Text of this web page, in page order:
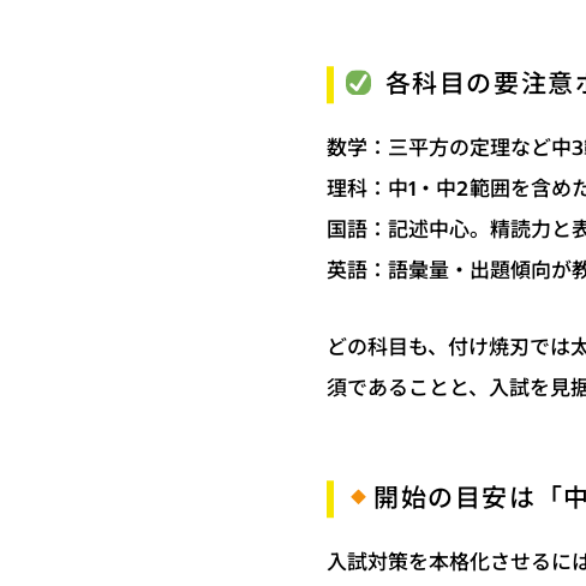
各科目の要注意
数学：三平方の定理など中
理科：中1・中2範囲を含め
国語：記述中心。精読力と
英語：語彙量・出題傾向が
どの科目も、付け焼刃では
須であることと、入試を見
開始の目安は「
入試対策を本格化させるに